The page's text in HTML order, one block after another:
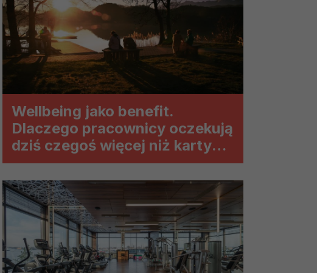
Wellbeing jako benefit.
Dlaczego pracownicy oczekują
dziś czegoś więcej niż karty
sportowej?
własnego administratorów jest tzw. uzasadniony interes
marketingowych podmiotów trzecich będzie odbywać się na podstawie